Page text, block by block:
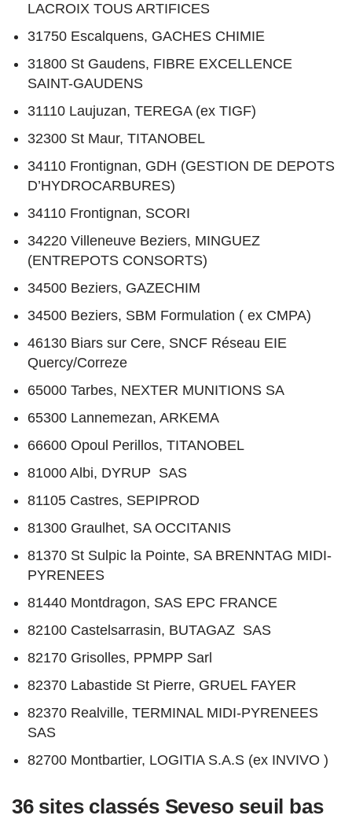
LACROIX TOUS ARTIFICES
31750 Escalquens, GACHES CHIMIE
31800 St Gaudens, FIBRE EXCELLENCE
SAINT-GAUDENS
31110 Laujuzan, TEREGA (ex TIGF)
32300 St Maur, TITANOBEL
34110 Frontignan, GDH (GESTION DE DEPOTS
D’HYDROCARBURES)
34110 Frontignan, SCORI
34220 Villeneuve Beziers, MINGUEZ
(ENTREPOTS CONSORTS)
34500 Beziers, GAZECHIM
34500 Beziers, SBM Formulation ( ex CMPA)
46130 Biars sur Cere, SNCF Réseau EIE
Quercy/Correze
65000 Tarbes, NEXTER MUNITIONS SA
65300 Lannemezan, ARKEMA
66600 Opoul Perillos, TITANOBEL
81000 Albi, DYRUP SAS
81105 Castres, SEPIPROD
81300 Graulhet, SA OCCITANIS
81370 St Sulpic la Pointe, SA BRENNTAG MIDI-
PYRENEES
81440 Montdragon, SAS EPC FRANCE
82100 Castelsarrasin, BUTAGAZ SAS
82170 Grisolles, PPMPP Sarl
82370 Labastide St Pierre, GRUEL FAYER
82370 Realville, TERMINAL MIDI-PYRENEES
SAS
82700 Montbartier, LOGITIA S.A.S (ex INVIVO )
36 sites classés Seveso seuil bas